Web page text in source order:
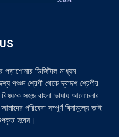
ডিজিটাল মাধ্যম
শ্রেণী থেকে দ্বাদশ শ্রেণীর
সহজ বাংলা ভাষায় আলোচনার
পরিষেবা সম্পূর্ণ বিনামূল্যে তাই
হবেন।